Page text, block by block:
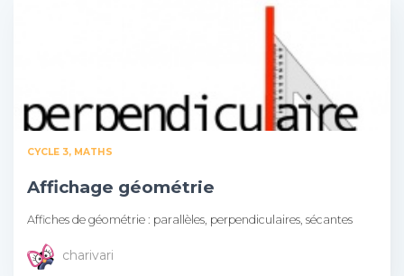
CYCLE 3 MATHS
Affichage géométrie
Affiches de géométrie : parallèles, perpendiculaires, sécantes
charivari